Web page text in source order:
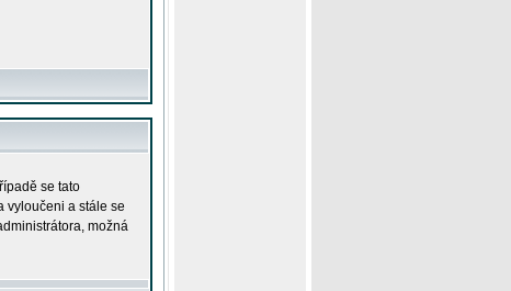
se tato
vyloučeni a stále se
možná